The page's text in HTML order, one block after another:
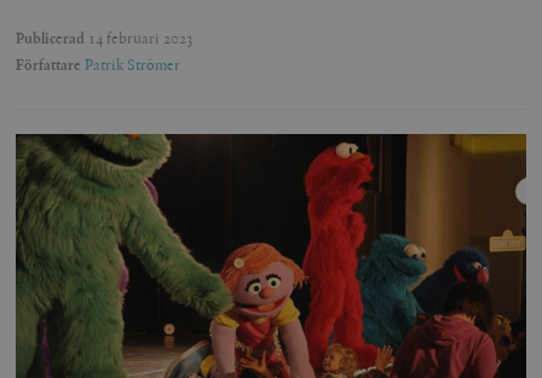
Publicerad 14 februari 2023
Författare Patrik Strömer